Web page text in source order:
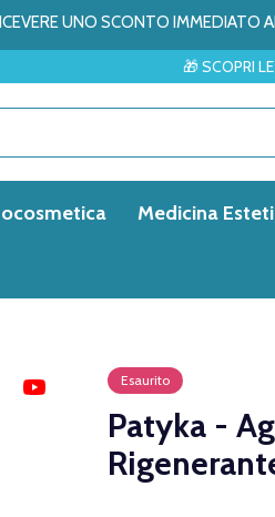
UNO SCONTO IMMEDIATO
🎁 SCOPRI LE SORPRESE
Medicina
Esaurito
Patyka -